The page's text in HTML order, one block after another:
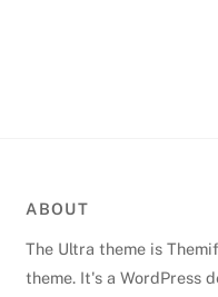
ABOUT
The Ultra theme is
theme. It's a WordPress